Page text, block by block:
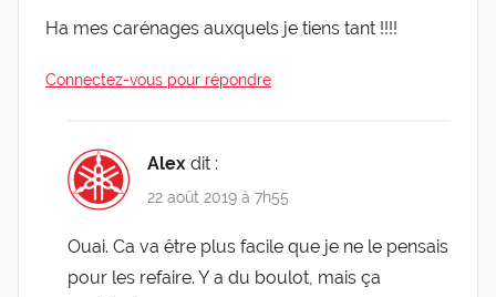
Ha mes caré­nages aux­quels je tiens tant !!!!
Connectez-vous pour répondre
Alex dit :
22 août 2019 à 7h55
Ouai. Ca va être plus facile que je ne le pen­sais
pour les refaire. Y a du bou­lot, mais ça